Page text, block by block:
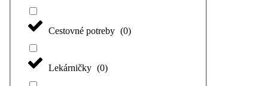
Cestovné potreby (0)
Lekárničky (0)